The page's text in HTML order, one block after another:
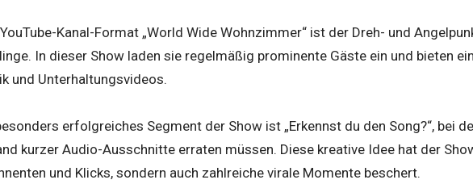
Kanal-Format „World Wide Wohnzimmer“ ist der Dreh- und
In dieser Show laden sie regelmäßig prominente Gäste ein und bieten
und Unterhaltungsvideos.
erfolgreiches Segment der Show ist „Erkennst du den Song?“, bei
kurzer Audio-Ausschnitte erraten müssen. Diese kreative Idee hat der
und Klicks, sondern auch zahlreiche virale Momente beschert.